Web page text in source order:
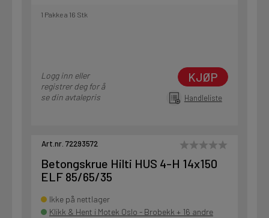
1 Pakke a 16 Stk
Logg inn eller
registrer deg for å
se din avtalepris
KJØP
Handleliste
Art.nr. 72293572
Betongskrue Hilti HUS 4-H 14x150
ELF 85/65/35
Ikke på nettlager
Klikk & Hent i Motek Oslo - Brobekk + 16 andre